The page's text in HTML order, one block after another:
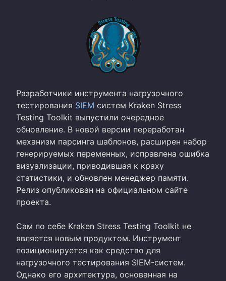
Разработчики инструмента нагрузочного
тестирования SIEM систем Kraken Stress
Testing Toolkit выпустили очередное
обновление. В новой версии переработан
механизм парсинга шаблонов, расширен набор
генерируемых переменных, исправлена ошибка
визуализации, приводившая к краху
статистики, и обновлен менеджер памяти.
Релиз опубликован на официальном сайте
проекта.
Сам по себе Kraken Stress Testing Toolkit не
является новым продуктом. Инструмент
позиционируется как средство для
нагрузочного тестирования SIEM-систем.
Однако его архитектура, основанная на